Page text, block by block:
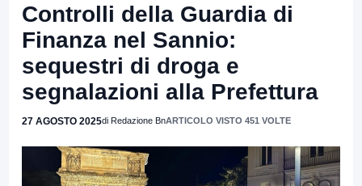
Controlli della Guardia di
Finanza nel Sannio:
sequestri di droga e
segnalazioni alla Prefettura
27 AGOSTO 2025di Redazione BnARTICOLO VISTO 451 VOLTE